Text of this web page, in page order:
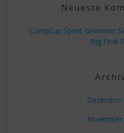
Neueste
CompCup Sprint Gewinner
Big Final
Dezember
November